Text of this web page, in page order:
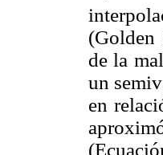
(Golden
de la
un
en